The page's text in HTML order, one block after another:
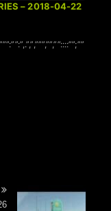
– 2018-04-22